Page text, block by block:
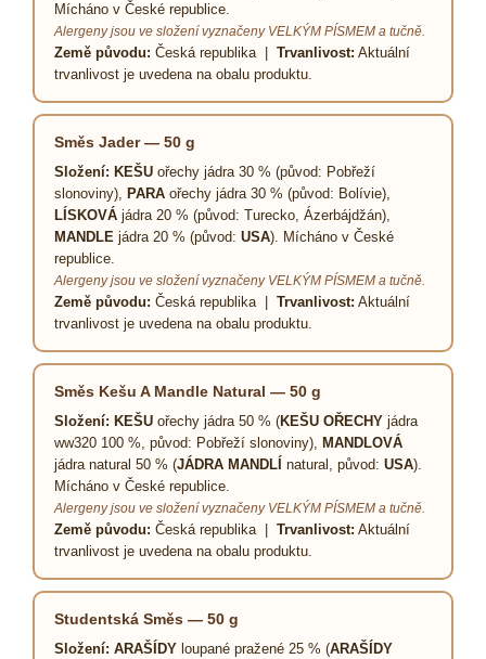
Mícháno v České republice.
Alergeny jsou ve složení vyznačeny VELKÝM PÍSMEM a tučně.
Země původu: Česká republika | Trvanlivost: Aktuální
trvanlivost je uvedena na obalu produktu.
Směs Jader — 50 g
Složení: KEŠUořechy jádra 30 % (původ: Pobřeží
slonoviny), PARAořechy jádra 30 % (původ: Bolívie),
LÍSKOVÁjádra 20 % (původ: Turecko, Ázerbájdžán),
MANDLEjádra 20 % (původ: USA). Mícháno v České
republice.
Alergeny jsou ve složení vyznačeny VELKÝM PÍSMEM a tučně.
Země původu: Česká republika | Trvanlivost: Aktuální
trvanlivost je uvedena na obalu produktu.
Směs Kešu A Mandle Natural — 50 g
Složení: KEŠUořechy jádra 50 % (KEŠU OŘECHYjádra
ww320 100 %, původ: Pobřeží slonoviny), MANDLOVÁ
jádra natural 50 % (JÁDRA MANDLÍ natural, původ: USA).
Mícháno v České republice.
Alergeny jsou ve složení vyznačeny VELKÝM PÍSMEM a tučně.
Země původu: Česká republika | Trvanlivost: Aktuální
trvanlivost je uvedena na obalu produktu.
Studentská Směs — 50 g
Složení: ARAŠÍDYloupané pražené 25 % (ARAŠÍDY